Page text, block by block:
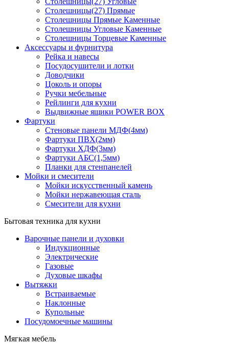
Столешницы(27) Прямые
Столешницы Прямые Каменные
Столешницы Угловые Каменные
Столешницы Торцевые Каменные
Аксессуары и фурнитура
Рейка и навесы
Посудосушители и лотки
Доводчики
Цоколь и опоры
Ручки мебельные
Рейлинги для кухни
Выдвижные ящики POWER BOX
Фартуки
Стеновые панели МДФ(4мм)
Фартуки ПВХ(2мм)
Фартуки ХДФ(3мм)
Фартуки АБС(1,5мм)
Планки для стенпанелей
Мойки и смесители
Мойки искусственный камень
Мойки нержавеющая сталь
Смесители для кухни
Бытовая техника для кухни
Варочные панели и духовки
Индукционные
Электрические
Газовые
Духовые шкафы
Вытяжки
Встраиваемые
Наклонные
Купольные
Посудомоечные машины
Мягкая мебель